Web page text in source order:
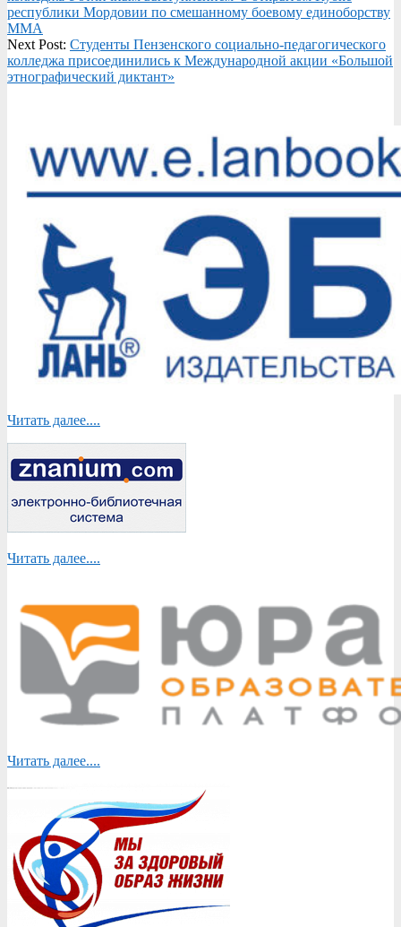
республики Мордовии по смешанному боевому единоборству
ММА
Next Post: Студенты Пензенского социально-педагогического
колледжа присоединились к Международной акции «Большой
этнографический диктант»
Читать далее....
Читать далее....
Читать далее....